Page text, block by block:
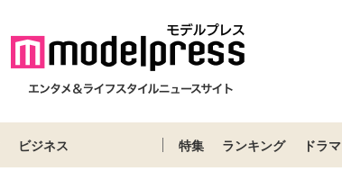
ビジネス 特集 ランキング ドラマ